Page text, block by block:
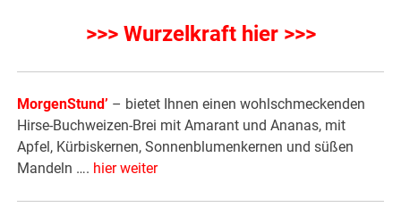
>>> Wurzelkraft hier >>>
MorgenStund’ – bietet Ihnen einen wohlschmeckenden
Hirse-Buchweizen-Brei mit Amarant und Ananas, mit
Apfel, Kürbiskernen, Sonnenblumenkernen und süßen
Mandeln …. hier weiter